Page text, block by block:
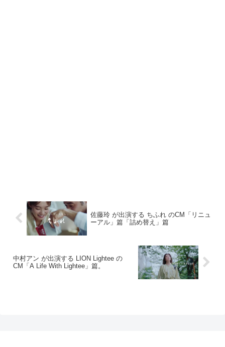
佐藤玲 が出演する ちふれ のCM「リニュ
ーアル」篇「詰め替え」篇
中村アン が出演する LION Lightee の
CM「A Life With Lightee」篇。